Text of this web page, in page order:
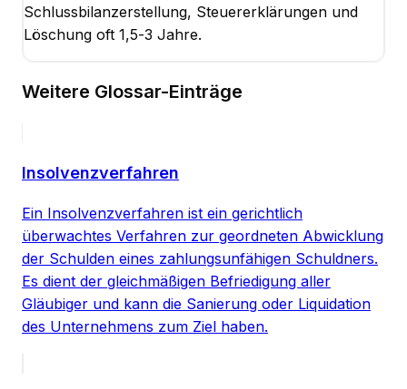
Schlussbilanzerstellung, Steuererklärungen und
Löschung oft 1,5-3 Jahre.
Weitere Glossar-Einträge
Insolvenzverfahren
Ein Insolvenzverfahren ist ein gerichtlich
überwachtes Verfahren zur geordneten Abwicklung
der Schulden eines zahlungsunfähigen Schuldners.
Es dient der gleichmäßigen Befriedigung aller
Gläubiger und kann die Sanierung oder Liquidation
des Unternehmens zum Ziel haben.